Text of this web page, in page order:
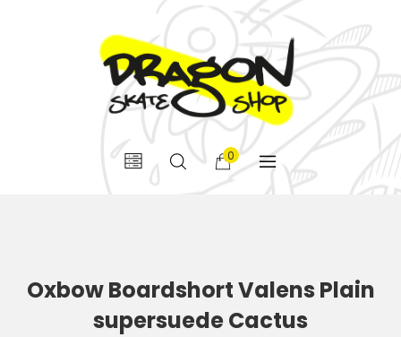
0
Oxbow Boardshort Valens Plain
supersuede Cactus